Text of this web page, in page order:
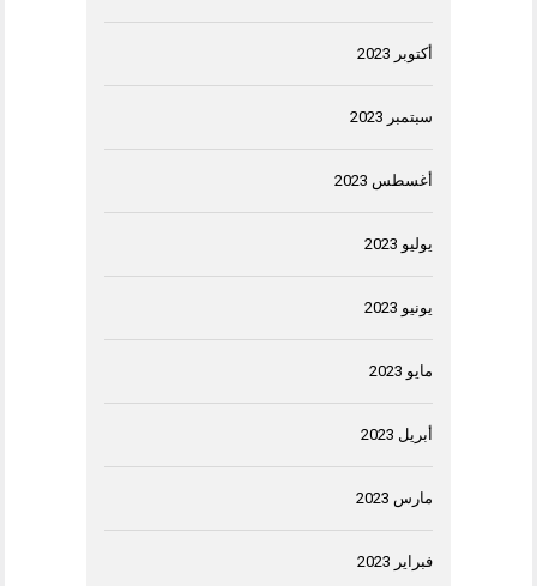
أكتوبر 2023
سبتمبر 2023
أغسطس 2023
يوليو 2023
يونيو 2023
مايو 2023
أبريل 2023
مارس 2023
فبراير 2023